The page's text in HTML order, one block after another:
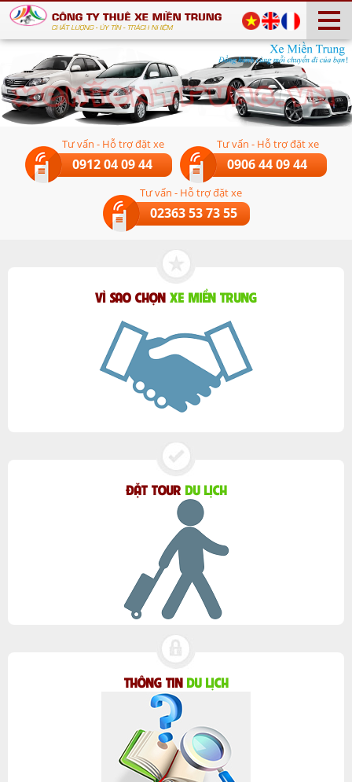
0912 04 09 44
Tư vấn - Hỗ trợ đặt xe
0906 44 09 44
Tư vấn - Hỗ trợ đặt xe
02363 53 73 55
Tư vấn - Hỗ trợ đặt xe
VÌ SAO CHỌN XE MIỀN TRUNG
ĐẶT TOUR DU LỊCH
THÔNG TIN DU LỊCH